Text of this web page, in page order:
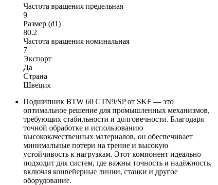
Частота вращения предельная
9
Размер (d1)
80.2
Частота вращения номинальная
7
Экспорт
Да
Страна
Швеция
Подшипник BTW 60 CTN9/SP от SKF — это
оптимальное решение для промышленных механизмов,
требующих стабильности и долговечности. Благодаря
точной обработке и использованию
высококачественных материалов, он обеспечивает
минимальные потери на трение и высокую
устойчивость к нагрузкам. Этот компонент идеально
подходит для систем, где важны точность и надёжность,
включая конвейерные линии, станки и другое
оборудование.